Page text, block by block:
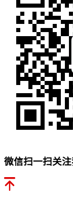
微信扫一扫关注